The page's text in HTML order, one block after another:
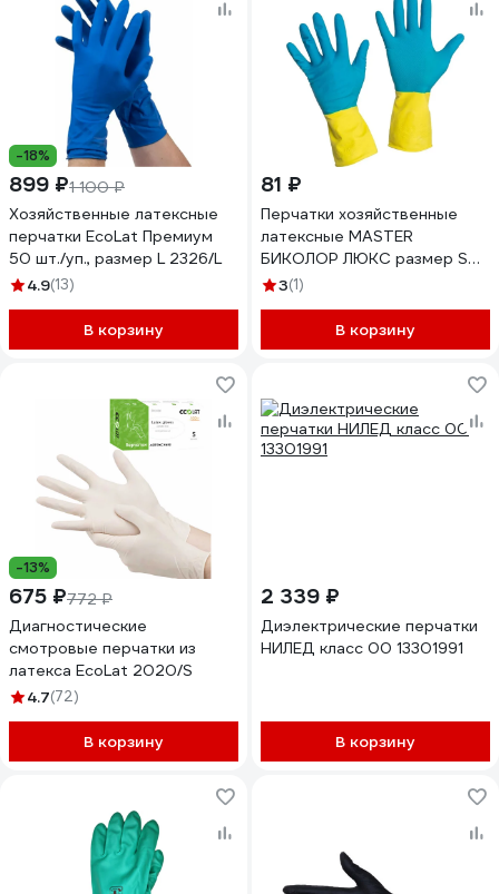
-18%
899 ₽1 100 ₽
Хозяйственные латексные
перчатки EcoLat Премиум
50 шт./уп., размер L 2326/L
4.9(13)
В корзину
81 ₽
Перчатки хозяйственные
латексные MASTER
БИКОЛОР ЛЮКС размер S
(синий+желтый) 144 ИМПОРТ
3(1)
В корзину
-13%
675 ₽772 ₽
Диагностические
смотровые перчатки из
латекса EcoLat 2020/S
4.7(72)
В корзину
2 339 ₽
Диэлектрические перчатки
НИЛЕД класс 00 13301991
В корзину